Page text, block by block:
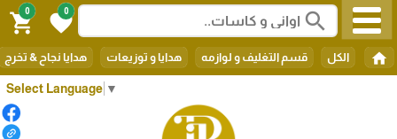
Select Language ▼
search
0
favorite
0
shopping_cart
home الكل قسم التغليف و لوازمه هدايا و توزيعات هدايا نجاح & تخرج